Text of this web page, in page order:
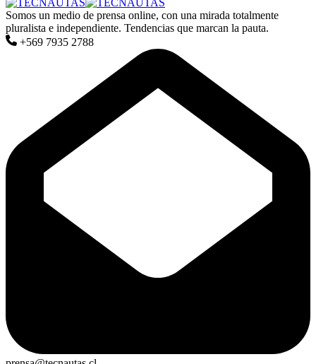
Somos un medio de prensa online, con una mirada totalmente
pluralista e independiente. Tendencias que marcan la pauta.
+569 7935 2788